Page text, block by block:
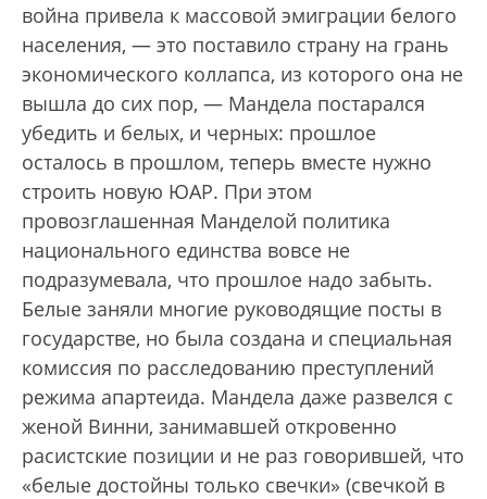
война привела к массовой эмиграции белого
населения, — это поставило страну на грань
экономического коллапса, из которого она не
вышла до сих пор, — Мандела постарался
убедить и белых, и черных: прошлое
осталось в прошлом, теперь вместе нужно
строить новую ЮАР. При этом
провозглашенная Манделой политика
национального единства вовсе не
подразумевала, что прошлое надо забыть.
Белые заняли многие руководящие посты в
государстве, но была создана и специальная
комиссия по расследованию преступлений
режима апартеида. Мандела даже развелся с
женой Винни, занимавшей откровенно
расистские позиции и не раз говорившей, что
«белые достойны только свечки» (свечкой в